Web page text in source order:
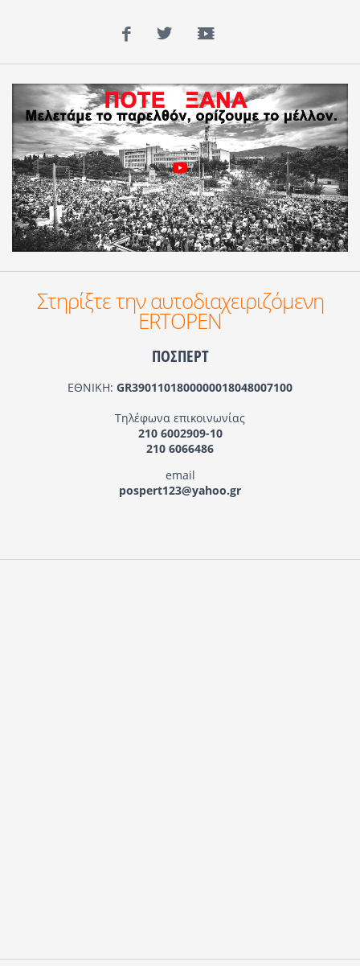
Facebook
TwitterYouTube
Στηρίξτε την αυτοδιαχειριζόμενη
ERTOPEN
ΠΟΣΠΕΡΤ
ΕΘΝΙΚΗ: GR3901101800000018048007100
Τηλέφωνα επικοινωνίας
210 6002909-10
210 6066486
email
pospert123@yahoo.gr